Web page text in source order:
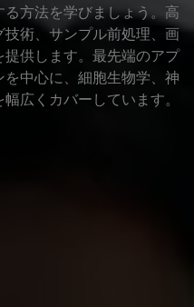
方法を学びましょう。高
術、サンプル前処理、画
供します。最先端のアプ
中心に、細胞生物学、神
広くカバーしています。